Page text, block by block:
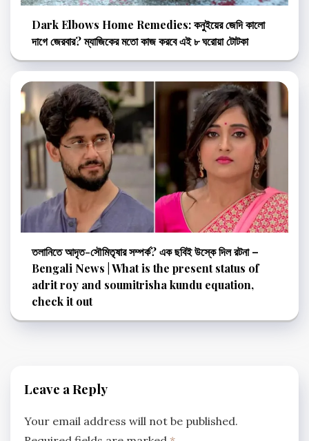
Dark Elbows Home Remedies: কনুইয়ের জেদি কালো
দাগে জেরবার? ম্যাজিকের মতো কাজ করবে এই ৮ ঘরোয়া টোটকা
তলানিতে আদৃত-সৌমিতৃষার সম্পর্ক? এক ছবিই উস্কে দিল রটনা –
Bengali News | What is the present status of
adrit roy and soumitrisha kundu equation,
check it out
Leave a Reply
Your email address will not be published.